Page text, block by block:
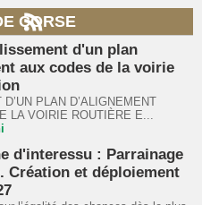
CORSE
d'un plan
aux codes de la voirie
PLAN D’ALIGNEMENT
LA VOIRIE ROUTIÈRE E...
d'interessu : Parrainage
Création et déploiement